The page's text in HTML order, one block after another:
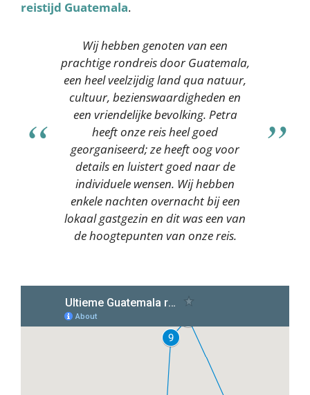
reistijd Guatemala.
Wij hebben genoten van een
prachtige rondreis door Guatemala,
een heel veelzijdig land qua natuur,
cultuur, bezienswaardigheden en
een vriendelijke bevolking. Petra
heeft onze reis heel goed
georganiseerd; ze heeft oog voor
details en luistert goed naar de
individuele wensen. Wij hebben
enkele nachten overnacht bij een
lokaal gastgezin en dit was een van
de hoogtepunten van onze reis.